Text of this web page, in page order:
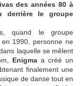
des années 80 à
derrière le groupe
quand le groupe
1990, personne ne
laquelle se mêlent
Enigma a créé un
finalement une
de danse tout en